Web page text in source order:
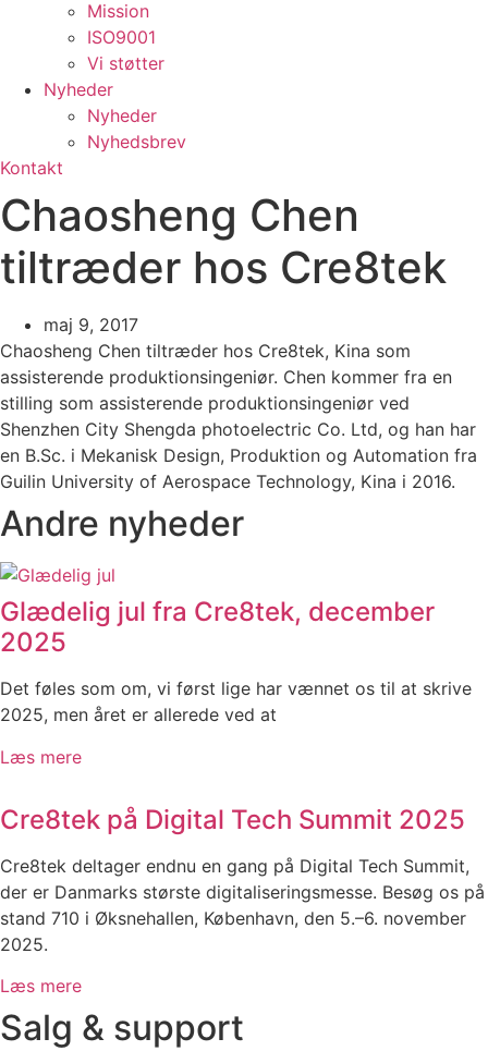
Mission
ISO9001
Vi støtter
Nyheder
Nyheder
Nyhedsbrev
Kontakt
Chaosheng Chen
tiltræder hos Cre8tek
maj 9, 2017
Chaosheng Chen tiltræder hos Cre8tek, Kina som
assisterende produktionsingeniør. Chen kommer fra en
stilling som assisterende produktionsingeniør ved
Shenzhen City Shengda photoelectric Co. Ltd, og han har
en B.Sc. i Mekanisk Design, Produktion og Automation fra
Guilin University of Aerospace Technology, Kina i 2016.
Andre nyheder
Glædelig jul fra Cre8tek, december
2025
Det føles som om, vi først lige har vænnet os til at skrive
2025, men året er allerede ved at
Læs mere
Cre8tek på Digital Tech Summit 2025
Cre8tek deltager endnu en gang på Digital Tech Summit,
der er Danmarks største digitaliseringsmesse. Besøg os på
stand 710 i Øksnehallen, København, den 5.–6. november
2025.
Læs mere
Salg & support